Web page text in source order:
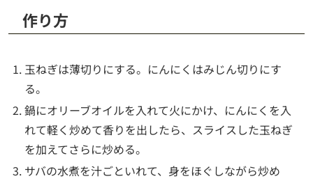
作り方
玉ねぎは薄切りにする。にんにくはみじん切りにす
る。
鍋にオリーブオイルを入れて火にかけ、にんにくを入
れて軽く炒めて香りを出したら、スライスした玉ねぎ
を加えてさらに炒める。
サバの水煮を汁ごといれて、身をほぐしながら炒め